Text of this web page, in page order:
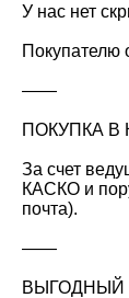
У нас нет
Покупателю
——
ПОКУПКА В
За счет
КАСКО и
почта).
——
ВЫГОДНЫЙ